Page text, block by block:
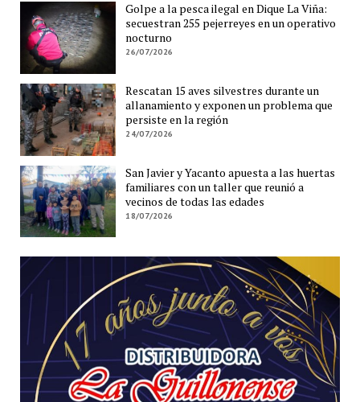
Golpe a la pesca ilegal en Dique La Viña:
secuestran 255 pejerreyes en un operativo
nocturno
26/07/2026
Rescatan 15 aves silvestres durante un
allanamiento y exponen un problema que
persiste en la región
24/07/2026
San Javier y Yacanto apuesta a las huertas
familiares con un taller que reunió a
vecinos de todas las edades
18/07/2026